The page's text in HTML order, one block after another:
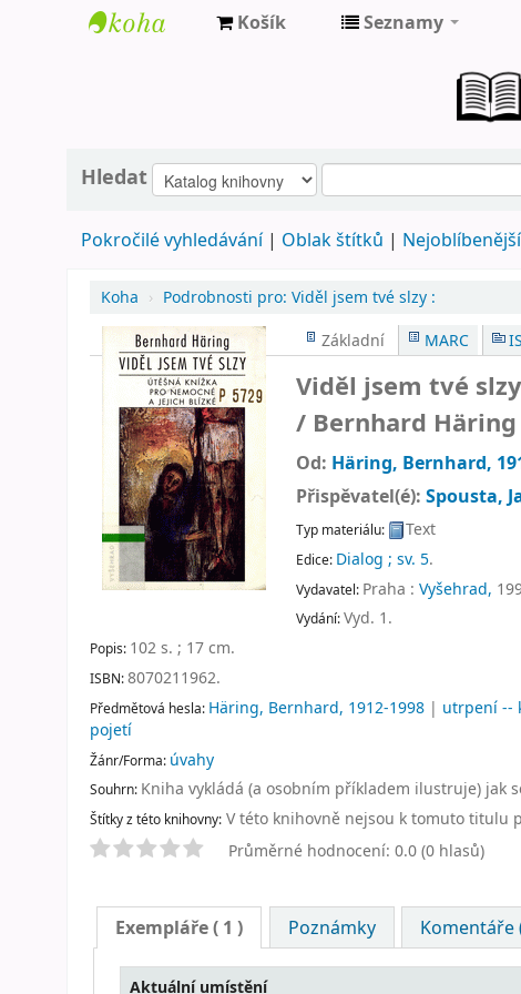
Město
Metují
Košík Seznamy
Hledat
Pokročilé vyhledávání Oblak štítků Nejoblíbenější
Koha › Podrobnosti pro: Viděl jsem tvé slzy :
Základní MARC
Viděl jsem tvé
/ Bernhard
Od: Häring, Bernhard,
Přispěvatel(é): Spousta,
Typ materiálu: Text
Edice: Dialog ; sv. 5.
Vydavatel: Praha : Vyšehrad,
Vydání:Vyd. 1 .
Popis: 102 s. ; 17 cm.
ISBN:8070211962.
Předmětová hesla: Häring, Bernhard, 1912-1998 | utrpení --
pojetí
Žánr/Forma: úvahy
Souhrn: Kniha vykládá (a osobním příkladem ilustruje) jak
Štítky z této knihovny: V této knihovně nejsou k tomuto titulu
Průměrné hodnocení: 0.0 (0 hlasů)
Exempláře( 1 ) Poznámky Komentáře
Aktuální umístění